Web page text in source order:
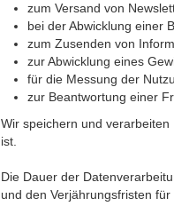
zum Versand von
bei der Abwicklung einer
zum Zusenden von
zur Abwicklung eines
für die Messung der
zur Beantwortung einer
Wir speichern und
ist.
Die Dauer der
und den Verjährungsfristen